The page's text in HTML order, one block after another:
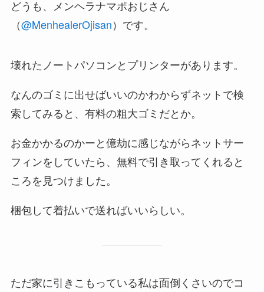
どうも、メンヘラナマポおじさん
（@MenhealerOjisan）です。
壊れたノートパソコンとプリンターがあります。
なんのゴミに出せばいいのかわからずネットで検
索してみると、有料の粗大ゴミだとか。
お金かかるのかーと億劫に感じながらネットサー
フィンをしていたら、無料で引き取ってくれると
ころを見つけました。
梱包して着払いで送ればいいらしい。
ただ家に引きこもっている私は面倒くさいのでコ